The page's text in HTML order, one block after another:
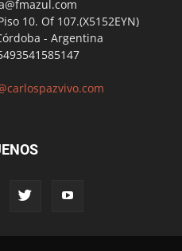
10. Of 107.(X5152EYN)
- Argentina